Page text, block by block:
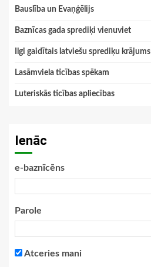
Bauslība un Evaņģēlijs
Baznīcas gada sprediķi vienuviet
Ilgi gaidītais latviešu sprediķu krājums
Lasāmviela ticības spēkam
Luteriskās ticības apliecības
Ienāc
e-baznīcēns
Parole
Atceries mani